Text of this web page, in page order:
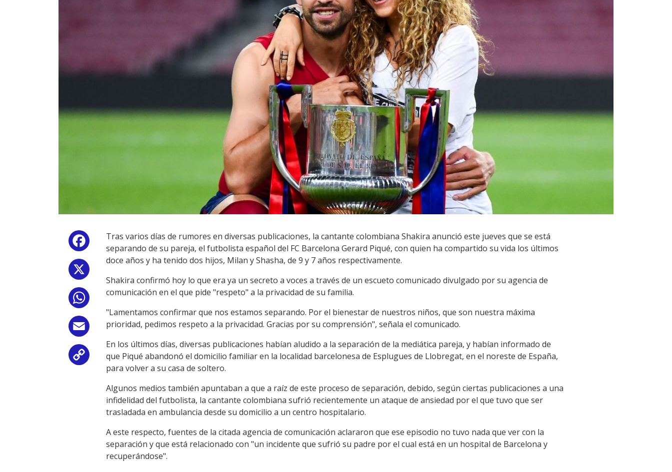
Facebook
Email
Copy
Tras varios días de rumores en diversas publicaciones, la cantante colombiana Shakira anunció este jueves que se está
separando de su pareja, el futbolista español del FC Barcelona Gerard Piqué, con quien ha compartido su vida los últimos
doce años y ha tenido dos hijos, Milan y Shasha, de 9 y 7 años respectivamente.
Shakira confirmó hoy lo que era ya un secreto a voces a través de un escueto comunicado divulgado por su agencia de
comunicación en el que pide "respeto" a la privacidad de su familia.
"Lamentamos confirmar que nos estamos separando. Por el bienestar de nuestros niños, que son nuestra máxima
prioridad, pedimos respeto a la privacidad. Gracias por su comprensión", señala el comunicado.
En los últimos días, diversas publicaciones habían aludido a la separación de la mediática pareja, y habían informado de
que Piqué abandonó el domicilio familiar en la localidad barcelonesa de Esplugues de Llobregat, en el noreste de España,
para volver a su casa de soltero.
Algunos medios también apuntaban a que a raíz de este proceso de separación, debido, según ciertas publicaciones a una
infidelidad del futbolista, la cantante colombiana sufrió recientemente un ataque de ansiedad por el que tuvo que ser
trasladada en ambulancia desde su domicilio a un centro hospitalario.
A este respecto, fuentes de la citada agencia de comunicación aclararon que ese episodio no tuvo nada que ver con la
separación y que está relacionado con "un incidente que sufrió su padre por el cual está en un hospital de Barcelona y
recuperándose".